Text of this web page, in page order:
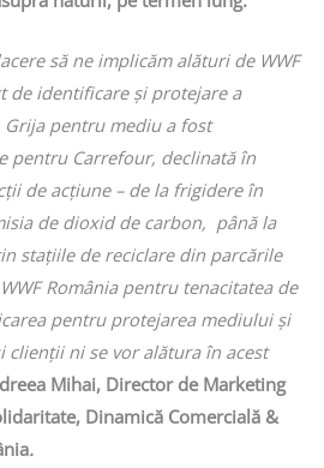
să ne implicăm alături de WWF
de identificare și protejare a
pentru mediu a fost
pentru Carrefour, declinată în
de acțiune – de la frigidere în
de dioxid de carbon, până la
stațiile de reciclare din parcările
România pentru tenacitatea de
pentru protejarea mediului și
clienții ni se vor alătura în acest
Mihai, Director de Marketing
Dinamică Comercială &
.